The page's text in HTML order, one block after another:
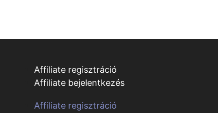
Affiliate regisztráció
Affiliate bejelentkezés
Affiliate regisztráció